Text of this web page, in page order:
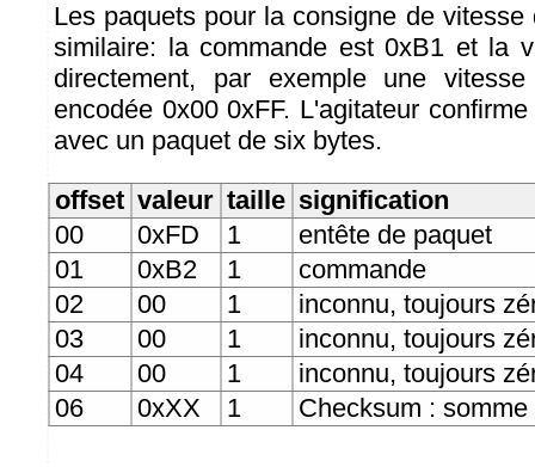
Les paquets pour la consigne de vitesse
similaire: la commande est 0xB1 et la
directement, par exemple une
encodée 0x00 0xFF. L'agitateur
avec un paquet de six bytes.
offset valeur taille signification
00
0xFD 1
entête de paquet
01
0xB2 1
commande
02
00 1
inconnu, toujours
03
00 1
inconnu, toujours
04
00 1
inconnu, toujours
06
0xXX 1 Checksum :